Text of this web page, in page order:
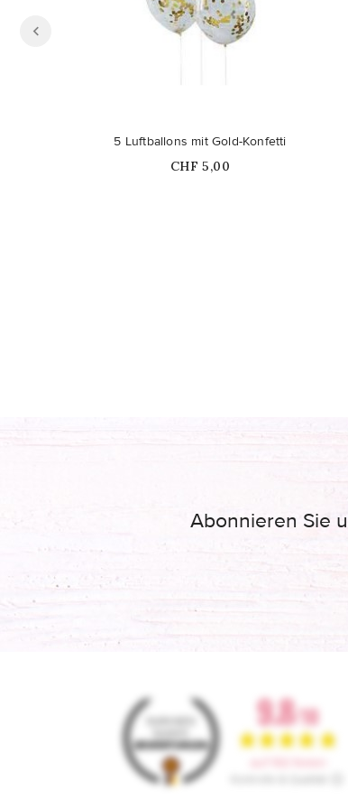
5 Luftballons mit Gold-Konfetti
Price
CHF 5,00
Abonnieren Sie